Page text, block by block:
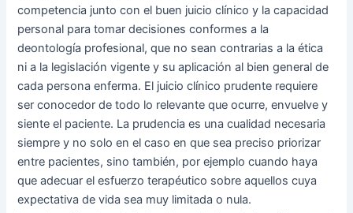
competencia junto con el buen juicio clínico y la capacidad
personal para tomar decisiones conformes a la
deontología profesional, que no sean contrarias a la ética
ni a la legislación vigente y su aplicación al bien general de
cada persona enferma. El juicio clínico prudente requiere
ser conocedor de todo lo relevante que ocurre, envuelve y
siente el paciente. La prudencia es una cualidad necesaria
siempre y no solo en el caso en que sea preciso priorizar
entre pacientes, sino también, por ejemplo cuando haya
que adecuar el esfuerzo terapéutico sobre aquellos cuya
expectativa de vida sea muy limitada o nula.